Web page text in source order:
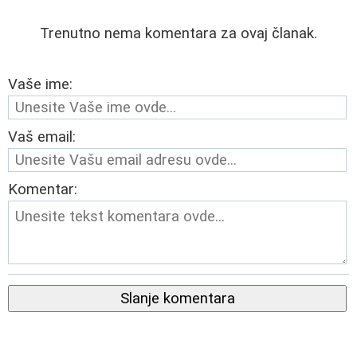
Trenutno nema komentara za ovaj članak.
Vaše ime:
Vaš email:
Komentar:
Slanje komentara